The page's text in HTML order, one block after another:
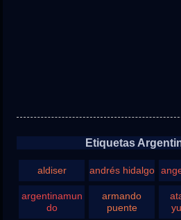
Etiquetas
aldiser andrés hidalgo
argentinamun
do
armando
puente